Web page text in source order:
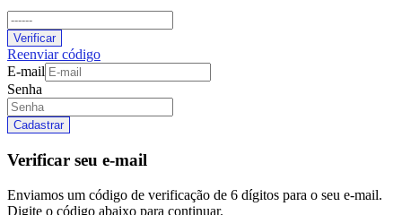
Verificar
Reenviar código
E-mail
Senha
Cadastrar
Verificar seu e-mail
Enviamos um código de verificação de 6 dígitos para o seu e-mail.
Digite o código abaixo para continuar.